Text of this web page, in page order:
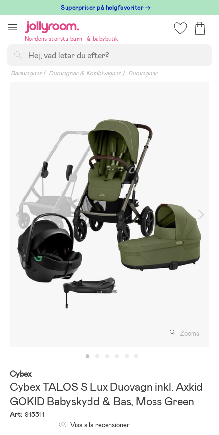
till
innehållet
Superpriser på helgfavoriter →
Nordens största barn- & babybutik
Barnvagnar Duovagnar & Kombivagnar Duovagnar
Zooma
Cybex
Cybex TALOS S Lux Duovagn inkl. Axkid
GOKID Babyskydd & Bas, Moss Green
Art: 915511
(0) Visa alla recensioner